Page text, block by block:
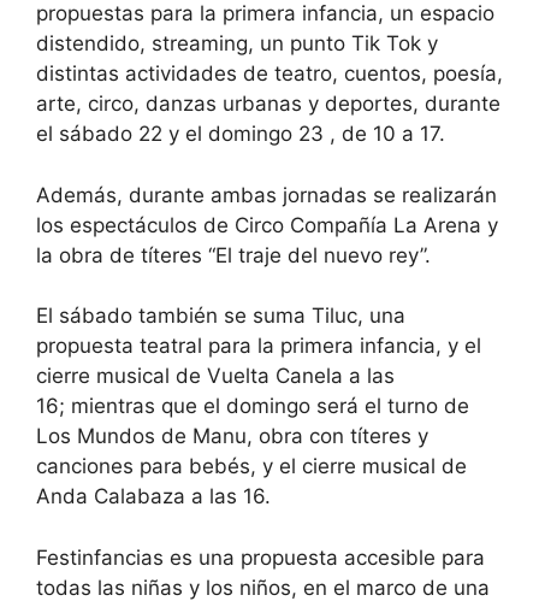
propuestas para la primera infancia, un espacio
distendido, streaming, un punto Tik Tok y
distintas actividades de teatro, cuentos, poesía,
arte, circo, danzas urbanas y deportes, durante
el sábado 22 y el domingo 23 , de 10 a 17.
Además, durante ambas jornadas se realizarán
los espectáculos de Circo Compañía La Arena y
la obra de títeres “El traje del nuevo rey”.
El sábado también se suma Tiluc, una
propuesta teatral para la primera infancia, y el
cierre musical de Vuelta Canela a las
16; mientras que el domingo será el turno de
Los Mundos de Manu, obra con títeres y
canciones para bebés, y el cierre musical de
Anda Calabaza a las 16.
Festinfancias es una propuesta accesible para
todas las niñas y los niños, en el marco de una